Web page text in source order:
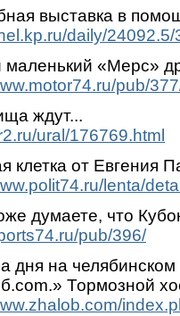
выставка в
daily/
«Мерс»
pub/
ждут...
ural/176769.html
клетка от Евгения
lenta/
думаете, что
pub/396/
дня на
Тормозной